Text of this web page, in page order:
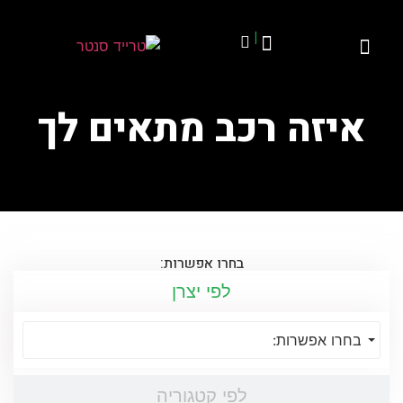
|
איזה רכב מתאים לך
בחרו אפשרות:
לפי יצרן
בחרו אפשרות:
לפי קטגוריה